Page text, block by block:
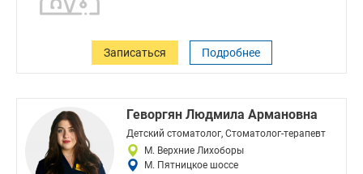
Записаться Подробнее
Геворгян Людмила Армановна
Детский стоматолог, Стоматолог-терапевт
М. Верхние Лихоборы
М. Пятницкое шоссе